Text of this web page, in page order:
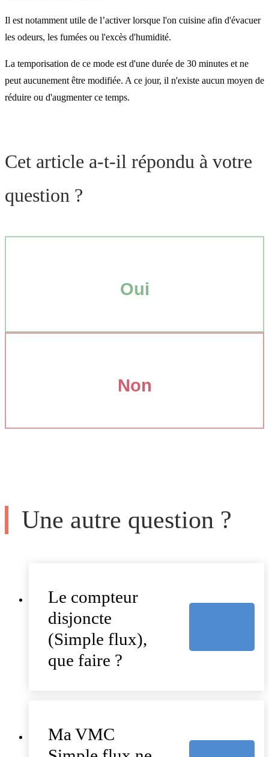
Il est notamment utile de l’activer lorsque l'on cuisine afin d'évacuer
les odeurs, les fumées ou l'excès d'humidité.
La temporisation de ce mode est d'une durée de 30 minutes et ne
peut aucunement être modifiée. A ce jour, il n'existe aucun moyen de
réduire ou d'augmenter ce temps.
Cet article a-t-il répondu à votre
question ?
Oui
Non
Une autre question ?
Le compteur
disjoncte
(Simple flux),
que faire ?
Ma VMC